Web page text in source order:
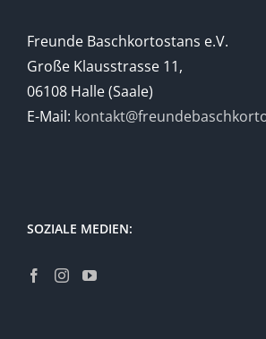
Freunde Baschkortostans e.V.
Große Klausstrasse 11,
06108 Halle (Saale)
E-Mail:
SOZIALE MEDIEN: